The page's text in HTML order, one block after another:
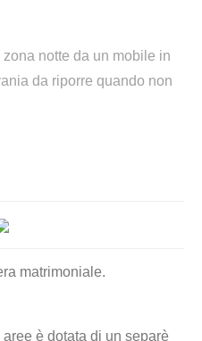
notte da un mobile in
da riporre quando non
matrimoniale.
è dotata di un separè